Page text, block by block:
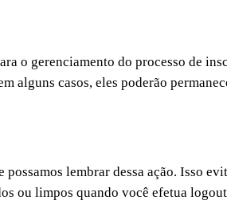
o gerenciamento do processo de
alguns casos, eles poderão
lembrar dessa ação. Isso
ou limpos quando você efetua